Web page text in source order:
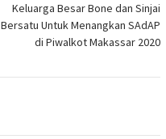
Keluarga Besar Bone dan Sinjai
Bersatu Untuk Menangkan SAdAP
di Piwalkot Makassar 2020